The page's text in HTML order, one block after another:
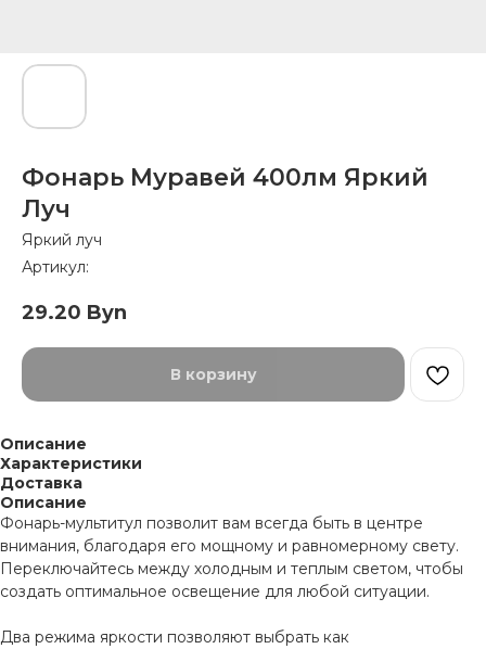
Фонарь Муравей 400лм Яркий
Луч
Яркий луч
Артикул:
29.20 Byn
В корзину
Описание
Характеристики
Доставка
Описание
Фонарь-мультитул позволит вам всегда быть в центре
внимания, благодаря его мощному и равномерному свету.
Переключайтесь между холодным и теплым светом, чтобы
создать оптимальное освещение для любой ситуации.
Два режима яркости позволяют выбрать как